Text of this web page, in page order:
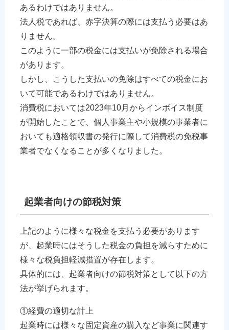
あるわけではありません。
法人税であれば、赤字決算の際には支払う必要はあ
りません。
このように一部の税金には支払いが免除される場合
があります。
しかし、こうした支払いの免除はすべての税金にお
いて可能であるわけではありません。
消費税においては2023年10月からインボイス制度
が開始したことで、個人事業主や小規模の事業者に
おいても適格領収書の発行に際して消費税の免税事
業者でなくなることが多くなりました。
起業者向けの節税対策
上記のように様々な税金を支払う必要があります
が、起業時にはそうした税金の負担を減らすために
様々な税負担軽減措置が存在します。
具体的には、起業者向けの節税対策として以下の方
法が挙げられます。
①経費の適切な計上
起業時には様々な固定資産の購入など事業に関連す